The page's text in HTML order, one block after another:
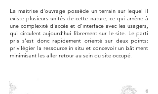
La maitrise d’ouvrage possède un terrain sur lequel il
existe plusieurs unités de cette nature, ce qui amène à
une complexité d’accès et d’interface avec les usagers,
qui circulent aujourd’hui librement sur le site. Le parti
pris s’est donc rapidement orienté sur deux points:
privilégier la ressource in situ et concevoir un bâtiment
minimisant les aller retour au sein du site occupé.